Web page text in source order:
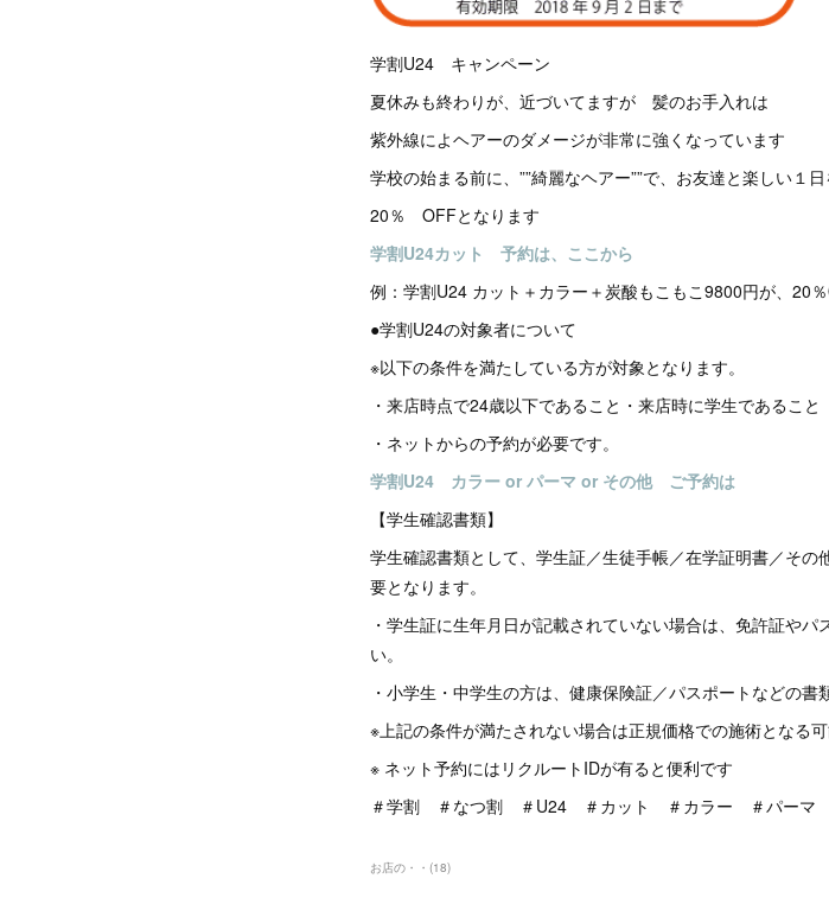
学割U24 キャンペーン
夏休みも終わりが、近づいてますが 髪のお手入れは
紫外線によヘアーのダメージが非常に強くなっています
学校の始まる前に、””綺麗なヘアー””で、お友達と楽しい１日
20％ OFFとなります
学割U24カット 予約は、ここから
例：学割U24 カット＋カラー＋炭酸もこもこ9800円が、20
●学割U24の対象者について
※以下の条件を満たしている方が対象となります。
・来店時点で24歳以下であること・来店時に学生であること
・ネットからの予約が必要です。
学割U24 カラー or パーマ or その他 ご予約は
【学生確認書類】
学生確認書類として、学生証／生徒手帳／在学証明書／そ
要となります。
・学生証に生年月日が記載されていない場合は、免許証や
い。
・小学生・中学生の方は、健康保険証／パスポートなどの書
※上記の条件が満たされない場合は正規価格での施術となる可
※ ネット予約にはリクルートIDが有ると便利です
＃学割 ＃なつ割 ＃U24 ＃カット ＃カラー ＃パーマ
お店の・・ (18)